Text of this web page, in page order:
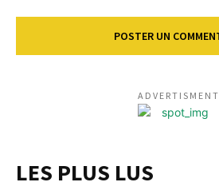
ADVERTISMENT
LES PLUS LUS